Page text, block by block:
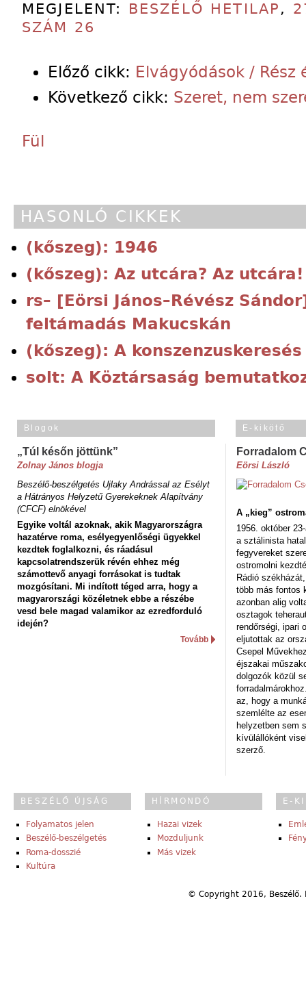
MEGJELENT: BESZÉLŐ HETILAP ,
SZÁM 26
Előző cikk: Elvágyódások / Rész
Következő cikk: Szeret, nem
Fül
HASONLÓ CIKKEK
(kőszeg): 1946
(kőszeg): Az utcára? Az utcára!
rs– [Eörsi János–Révész
feltámadás Makucskán
(kőszeg): A
solt: A Köztársaság
Blogok
„Túl későn jöttünk”
Zolnay János blogja
Beszélő-beszélgetés Ujlaky Andrással az Esélyt
a Hátrányos Helyzetű Gyerekeknek Alapítvány
(CFCF) elnökével
Egyike voltál azoknak, akik Magyarországra
hazatérve roma, esélyegyenlőségi ügyekkel
kezdtek foglalkozni, és ráadásul
kapcsolatrendszerük révén ehhez még
számottevő anyagi forrásokat is tudtak
mozgósítani. Mi indított téged arra, hogy a
magyarországi közéletnek ebbe a részébe
vesd bele magad valamikor az ezredforduló
idején?
Tovább
E-kikötő
Forradalom
Eörsi László
A „kieg”
1956. október
a sztálinista
fegyvereket
ostromolni
Rádió
több más fontos
azonban alig
osztagok
rendőrségi, ipari
eljutottak az
Csepel
éjszakai
dolgozók közül
az, hogy a
szemlélte az
helyzetben sem
kívülállóként
szerző.
BESZÉLŐ ÚJSÁG
Folyamatos jelen
Beszélő-beszélgetés
Roma-dosszié
Kultúra
HÍRMONDÓ
Hazai vizek
Mozduljunk
Más vizek
E-
© Copyright 2016,